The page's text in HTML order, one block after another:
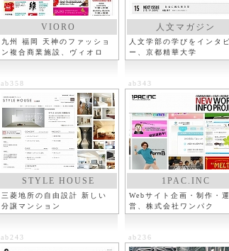
VIORO
九州 福岡 天神のファッショ
ン複合商業施設、ヴィオロ
人文マガジン
人文学部の学びをインタ
ー、京都精華大学
ab358
STYLE HOUSE
三菱地所の自由設計 新しい
分譲マンション
ab343
1PAC.INC
Webサイト企画・制作・運
営、株式会社ワンパク
ab243 ab236